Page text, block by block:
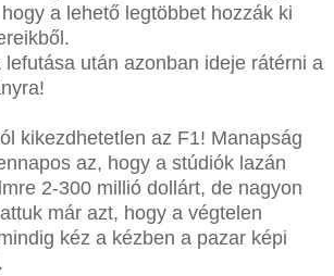
a lehető legtöbbet hozzák ki
után azonban ideje rátérni a
kikezdhetetlen az F1! Manapság
az, hogy a stúdiók lazán
2-300 millió dollárt, de nagyon
már azt, hogy a végtelen
kéz a kézben a pazar képi